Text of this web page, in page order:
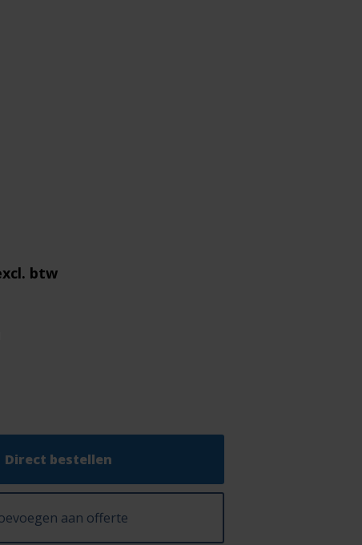
btw
Direct bestellen
aan offerte